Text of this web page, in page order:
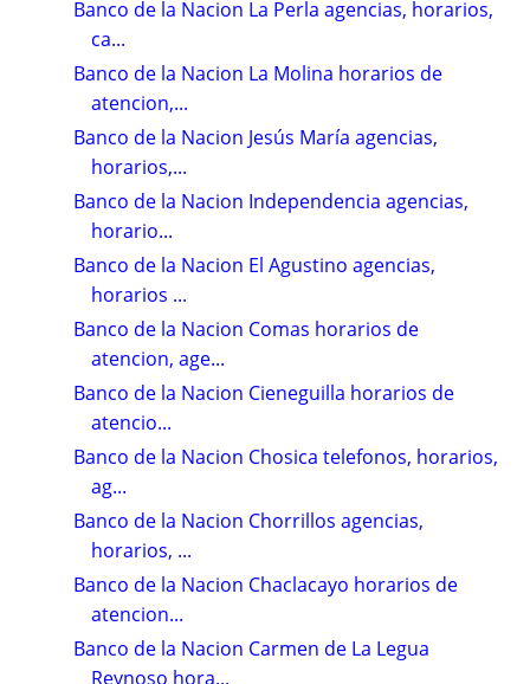
Banco de la Nacion La Perla agencias, horarios,
ca...
Banco de la Nacion La Molina horarios de
atencion,...
Banco de la Nacion Jesús María agencias,
horarios,...
Banco de la Nacion Independencia agencias,
horario...
Banco de la Nacion El Agustino agencias,
horarios ...
Banco de la Nacion Comas horarios de
atencion, age...
Banco de la Nacion Cieneguilla horarios de
atencio...
Banco de la Nacion Chosica telefonos, horarios,
ag...
Banco de la Nacion Chorrillos agencias,
horarios, ...
Banco de la Nacion Chaclacayo horarios de
atencion...
Banco de la Nacion Carmen de La Legua
Reynoso hora...